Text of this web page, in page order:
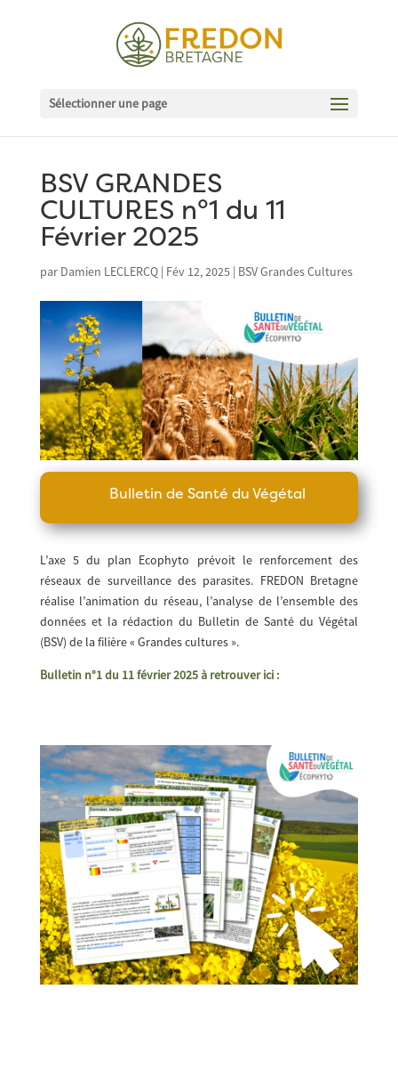
Sélectionner une page
BSV GRANDES
CULTURES n°1 du 11
Février 2025
par Damien LECLERCQ| Fév 12, 2025| BSV Grandes Cultures
Bulletin de Santé du Végétal
L’axe 5 du plan Ecophyto prévoit le renforcement des
réseaux de surveillance des parasites. FREDON Bretagne
réalise l’animation du réseau, l’analyse de l’ensemble des
données et la rédaction du Bulletin de Santé du Végétal
(BSV) de la filière « Grandes cultures ».
Bulletin n°1 du 11 février 2025 à retrouver ici :